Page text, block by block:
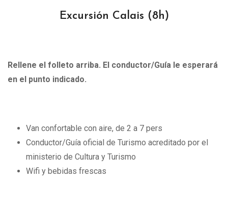
Excursión Calais (8h)
Rellene el folleto arriba. El conductor/Guía le esperará
en el punto indicado.
Van confortable con aire, de 2 a 7 pers
Conductor/Guía oficial de Turismo acreditado por el
ministerio de Cultura y Turismo
Wifi y bebidas frescas